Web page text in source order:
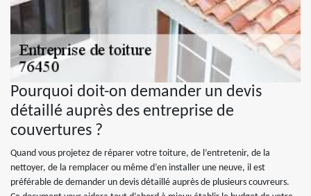
Pourquoi doit-on demander un devis
détaillé auprès des entreprise de
couvertures ?
Quand vous projetez de réparer votre toiture, de l’entretenir, de la
nettoyer, de la remplacer ou même d’en installer une neuve, il est
préférable de demander un devis détaillé auprès de plusieurs couvreurs.